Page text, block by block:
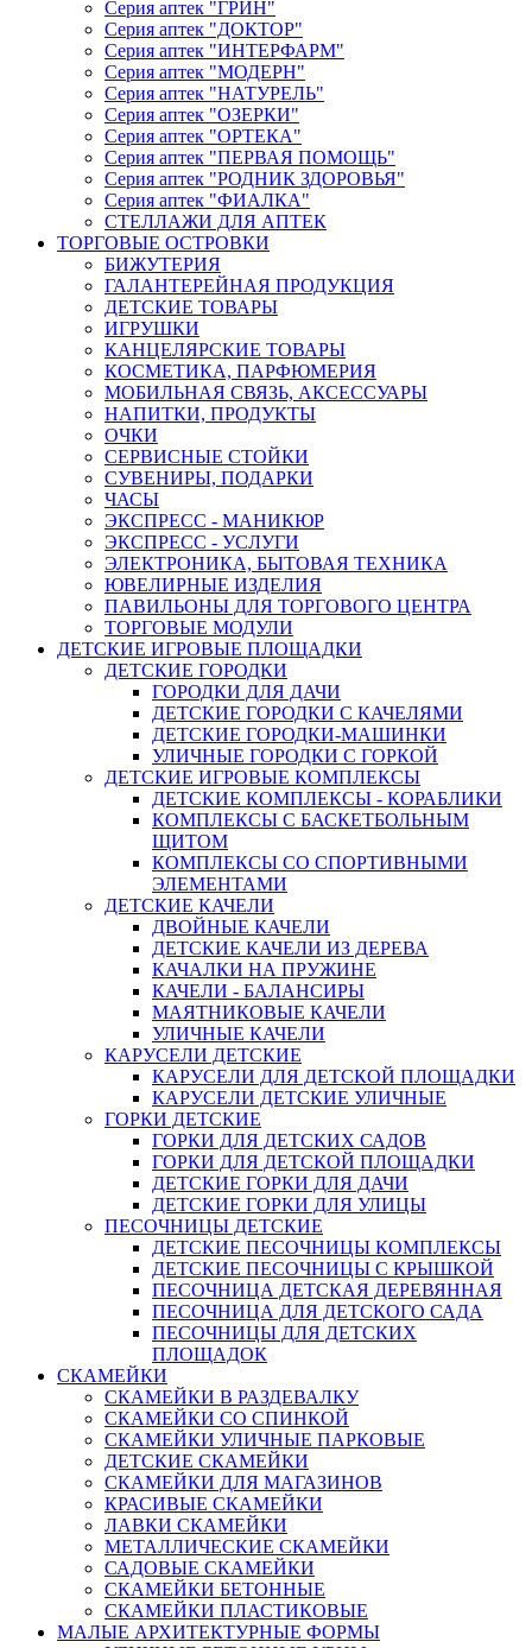
Серия аптек "ГРИН"
Серия аптек "ДОКТОР"
Серия аптек "ИНТЕРФАРМ"
Серия аптек "МОДЕРН"
Серия аптек "НАТУРЕЛЬ"
Серия аптек "ОЗЕРКИ"
Серия аптек "ОРТЕКА"
Серия аптек "ПЕРВАЯ ПОМОЩЬ"
Серия аптек "РОДНИК ЗДОРОВЬЯ"
Серия аптек "ФИАЛКА"
СТЕЛЛАЖИ ДЛЯ АПТЕК
ТОРГОВЫЕ ОСТРОВКИ
БИЖУТЕРИЯ
ГАЛАНТЕРЕЙНАЯ ПРОДУКЦИЯ
ДЕТСКИЕ ТОВАРЫ
ИГРУШКИ
КАНЦЕЛЯРСКИЕ ТОВАРЫ
КОСМЕТИКА, ПАРФЮМЕРИЯ
МОБИЛЬНАЯ СВЯЗЬ, АКСЕССУАРЫ
НАПИТКИ, ПРОДУКТЫ
ОЧКИ
СЕРВИСНЫЕ СТОЙКИ
СУВЕНИРЫ, ПОДАРКИ
ЧАСЫ
ЭКСПРЕСС - МАНИКЮР
ЭКСПРЕСС - УСЛУГИ
ЭЛЕКТРОНИКА, БЫТОВАЯ ТЕХНИКА
ЮВЕЛИРНЫЕ ИЗДЕЛИЯ
ПАВИЛЬОНЫ ДЛЯ ТОРГОВОГО ЦЕНТРА
ТОРГОВЫЕ МОДУЛИ
ДЕТСКИЕ ИГРОВЫЕ ПЛОЩАДКИ
ДЕТСКИЕ ГОРОДКИ
ГОРОДКИ ДЛЯ ДАЧИ
ДЕТСКИЕ ГОРОДКИ С КАЧЕЛЯМИ
ДЕТСКИЕ ГОРОДКИ-МАШИНКИ
УЛИЧНЫЕ ГОРОДКИ С ГОРКОЙ
ДЕТСКИЕ ИГРОВЫЕ КОМПЛЕКСЫ
ДЕТСКИЕ КОМПЛЕКСЫ - КОРАБЛИКИ
КОМПЛЕКСЫ С БАСКЕТБОЛЬНЫМ
ЩИТОМ
КОМПЛЕКСЫ СО СПОРТИВНЫМИ
ЭЛЕМЕНТАМИ
ДЕТСКИЕ КАЧЕЛИ
ДВОЙНЫЕ КАЧЕЛИ
ДЕТСКИЕ КАЧЕЛИ ИЗ ДЕРЕВА
КАЧАЛКИ НА ПРУЖИНЕ
КАЧЕЛИ - БАЛАНСИРЫ
МАЯТНИКОВЫЕ КАЧЕЛИ
УЛИЧНЫЕ КАЧЕЛИ
КАРУСЕЛИ ДЕТСКИЕ
КАРУСЕЛИ ДЛЯ ДЕТСКОЙ ПЛОЩАДКИ
КАРУСЕЛИ ДЕТСКИЕ УЛИЧНЫЕ
ГОРКИ ДЕТСКИЕ
ГОРКИ ДЛЯ ДЕТСКИХ САДОВ
ГОРКИ ДЛЯ ДЕТСКОЙ ПЛОЩАДКИ
ДЕТСКИЕ ГОРКИ ДЛЯ ДАЧИ
ДЕТСКИЕ ГОРКИ ДЛЯ УЛИЦЫ
ПЕСОЧНИЦЫ ДЕТСКИЕ
ДЕТСКИЕ ПЕСОЧНИЦЫ КОМПЛЕКСЫ
ДЕТСКИЕ ПЕСОЧНИЦЫ С КРЫШКОЙ
ПЕСОЧНИЦА ДЕТСКАЯ ДЕРЕВЯННАЯ
ПЕСОЧНИЦА ДЛЯ ДЕТСКОГО САДА
ПЕСОЧНИЦЫ ДЛЯ ДЕТСКИХ
ПЛОЩАДОК
СКАМЕЙКИ
СКАМЕЙКИ В РАЗДЕВАЛКУ
СКАМЕЙКИ СО СПИНКОЙ
СКАМЕЙКИ УЛИЧНЫЕ ПАРКОВЫЕ
ДЕТСКИЕ СКАМЕЙКИ
СКАМЕЙКИ ДЛЯ МАГАЗИНОВ
КРАСИВЫЕ СКАМЕЙКИ
ЛАВКИ СКАМЕЙКИ
МЕТАЛЛИЧЕСКИЕ СКАМЕЙКИ
САДОВЫЕ СКАМЕЙКИ
СКАМЕЙКИ БЕТОННЫЕ
СКАМЕЙКИ ПЛАСТИКОВЫЕ
МАЛЫЕ АРХИТЕКТУРНЫЕ ФОРМЫ